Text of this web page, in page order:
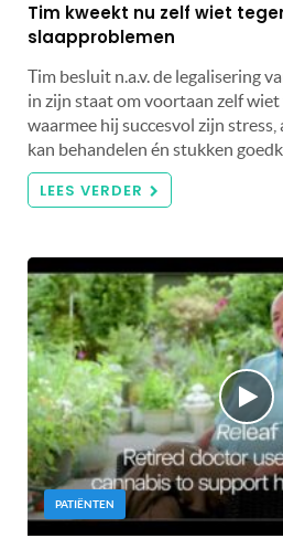
Tim kweekt nu zelf wiet
slaapproblemen
Tim besluit n.a.v. de legalisering
in zijn staat om voortaan zelf wiet
waarmee hij succesvol zijn stress,
kan behandelen én stukken
LEES VERDER
PATIËNTEN